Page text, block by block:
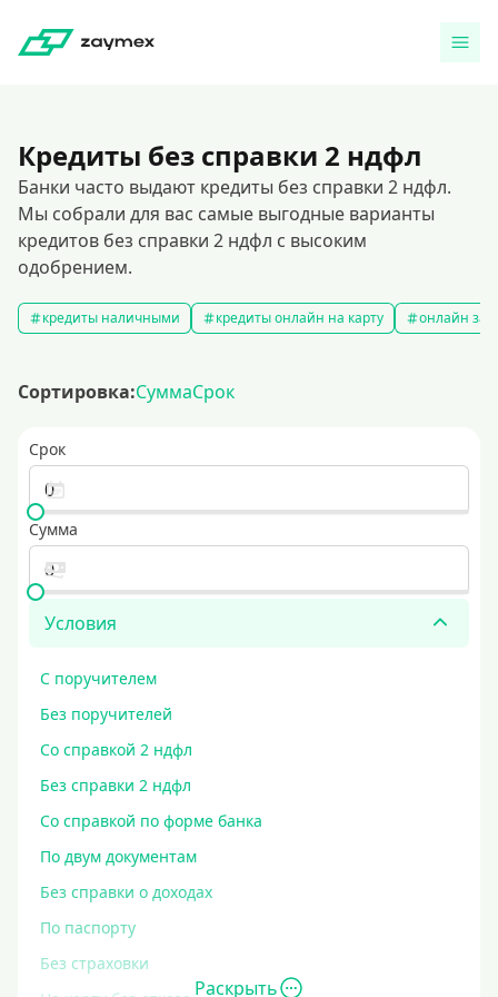
Кредиты без справки 2 ндфл
Банки часто выдают кредиты без справки 2 ндфл.
Мы собрали для вас самые выгодные варианты
кредитов без справки 2 ндфл с высоким
одобрением.
кредиты наличными кредиты онлайн на карту онлайн
Сортировка:СуммаСрок
Срок
Сумма
Условия
С поручителем
Без поручителей
Со справкой 2 ндфл
Без справки 2 ндфл
Со справкой по форме банка
По двум документам
Без справки о доходах
По паспорту
Без страховки
Раскрыть